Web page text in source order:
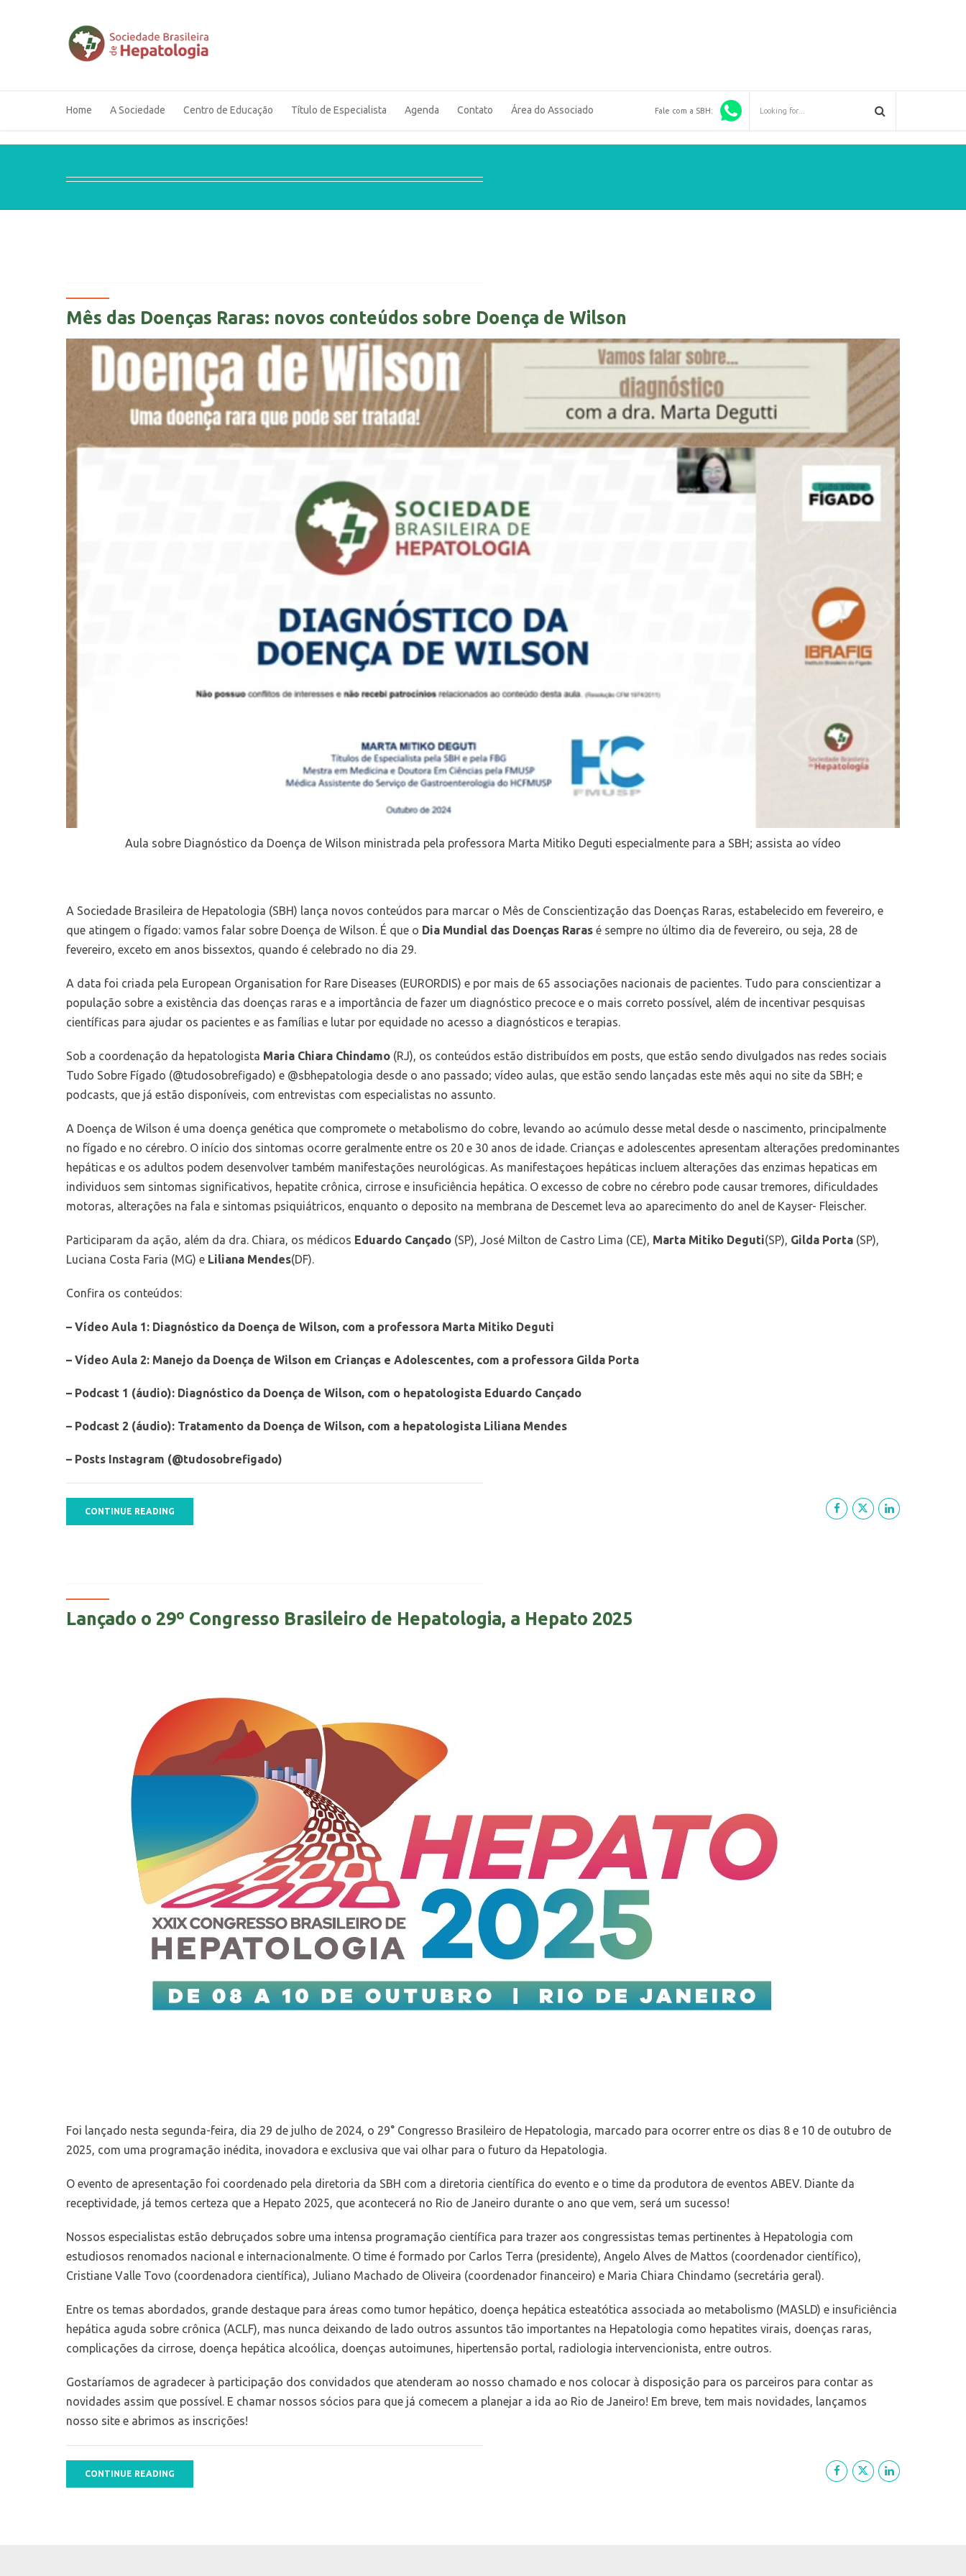
Fale com a SBH:
Home A Sociedade Centro de Educação Título de Especialista Agenda Contato Área do Associado
Mês das Doenças Raras: novos conteúdos sobre Doença de Wilson
Aula sobre Diagnóstico da Doença de Wilson ministrada pela professora Marta Mitiko Deguti especialmente para a SBH; assista ao vídeo
A Sociedade Brasileira de Hepatologia (SBH) lança novos conteúdos para marcar o Mês de Conscientização das Doenças Raras, estabelecido em fevereiro, e
que atingem o fígado: vamos falar sobre Doença de Wilson. É que o Dia Mundial das Doenças Raras é sempre no último dia de fevereiro, ou seja, 28 de
fevereiro, exceto em anos bissextos, quando é celebrado no dia 29.
A data foi criada pela European Organisation for Rare Diseases (EURORDIS) e por mais de 65 associações nacionais de pacientes. Tudo para conscientizar a
população sobre a existência das doenças raras e a importância de fazer um diagnóstico precoce e o mais correto possível, além de incentivar pesquisas
científicas para ajudar os pacientes e as famílias e lutar por equidade no acesso a diagnósticos e terapias.
Sob a coordenação da hepatologista Maria Chiara Chindamo (RJ), os conteúdos estão distribuídos em posts, que estão sendo divulgados nas redes sociais
Tudo Sobre Fígado (@tudosobrefigado) e @sbhepatologia desde o ano passado; vídeo aulas, que estão sendo lançadas este mês aqui no site da SBH; e
podcasts, que já estão disponíveis, com entrevistas com especialistas no assunto.
A Doença de Wilson é uma doença genética que compromete o metabolismo do cobre, levando ao acúmulo desse metal desde o nascimento, principalmente
no fígado e no cérebro. O início dos sintomas ocorre geralmente entre os 20 e 30 anos de idade. Crianças e adolescentes apresentam alterações predominantes
hepáticas e os adultos podem desenvolver também manifestações neurológicas. As manifestaçoes hepáticas incluem alterações das enzimas hepaticas em
individuos sem sintomas significativos, hepatite crônica, cirrose e insuficiência hepática. O excesso de cobre no cérebro pode causar tremores, dificuldades
motoras, alterações na fala e sintomas psiquiátricos, enquanto o deposito na membrana de Descemet leva ao aparecimento do anel de Kayser- Fleischer.
Participaram da ação, além da dra. Chiara, os médicos Eduardo Cançado (SP), José Milton de Castro Lima (CE), Marta Mitiko Deguti(SP), Gilda Porta (SP),
Luciana Costa Faria (MG) e Liliana Mendes(DF).
Confira os conteúdos:
– Vídeo Aula 1: Diagnóstico da Doença de Wilson, com a professora Marta Mitiko Deguti
– Vídeo Aula 2: Manejo da Doença de Wilson em Crianças e Adolescentes, com a professora Gilda Porta
– Podcast 1 (áudio): Diagnóstico da Doença de Wilson, com o hepatologista Eduardo Cançado
– Podcast 2 (áudio): Tratamento da Doença de Wilson, com a hepatologista Liliana Mendes
– Posts Instagram (@tudosobrefigado)
CONTINUE READING
Lançado o 29º Congresso Brasileiro de Hepatologia, a Hepato 2025
Foi lançado nesta segunda-feira, dia 29 de julho de 2024, o 29° Congresso Brasileiro de Hepatologia, marcado para ocorrer entre os dias 8 e 10 de outubro de
2025, com uma programação inédita, inovadora e exclusiva que vai olhar para o futuro da Hepatologia.
O evento de apresentação foi coordenado pela diretoria da SBH com a diretoria científica do evento e o time da produtora de eventos ABEV. Diante da
receptividade, já temos certeza que a Hepato 2025, que acontecerá no Rio de Janeiro durante o ano que vem, será um sucesso!
Nossos especialistas estão debruçados sobre uma intensa programação científica para trazer aos congressistas temas pertinentes à Hepatologia com
estudiosos renomados nacional e internacionalmente. O time é formado por Carlos Terra (presidente), Angelo Alves de Mattos (coordenador científico),
Cristiane Valle Tovo (coordenadora científica), Juliano Machado de Oliveira (coordenador financeiro) e Maria Chiara Chindamo (secretária geral).
Entre os temas abordados, grande destaque para áreas como tumor hepático, doença hepática esteatótica associada ao metabolismo (MASLD) e insuficiência
hepática aguda sobre crônica (ACLF), mas nunca deixando de lado outros assuntos tão importantes na Hepatologia como hepatites virais, doenças raras,
complicações da cirrose, doença hepática alcoólica, doenças autoimunes, hipertensão portal, radiologia intervencionista, entre outros.
Gostaríamos de agradecer à participação dos convidados que atenderam ao nosso chamado e nos colocar à disposição para os parceiros para contar as
novidades assim que possível. E chamar nossos sócios para que já comecem a planejar a ida ao Rio de Janeiro! Em breve, tem mais novidades, lançamos
nosso site e abrimos as inscrições!
CONTINUE READING